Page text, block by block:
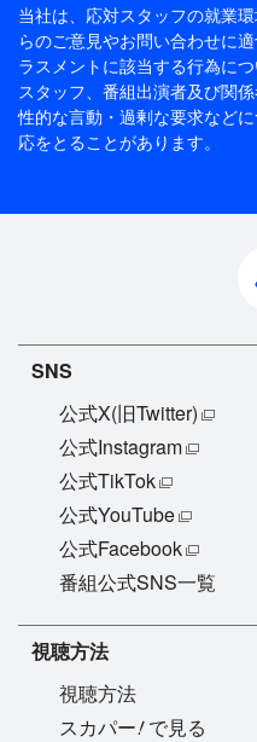
当社は、応対スタッフの就業
らのご意見やお問い合わせに適
ラスメントに該当する行為に
スタッフ、番組出演者及び関
性的な言動・過剰な要求など
応をとることがあります。
SNS
公式X(旧Twitter)
公式Instagram
公式TikTok
公式YouTube
公式Facebook
番組公式SNS一覧
視聴方法
視聴方法
スカパー!で見る